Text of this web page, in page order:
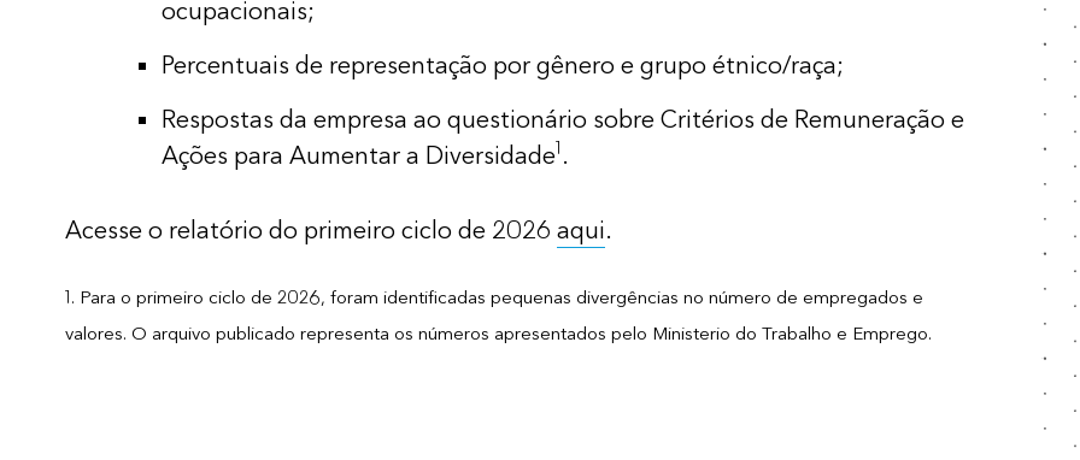
ocupacionais;
Percentuais de representação por gênero e grupo étnico/raça;
Respostas da empresa ao questionário sobre Critérios de Remuneração e
Ações para Aumentar a Diversidade1 .
Acesse o relatório do primeiro ciclo de 2026 aqui.
1. Para o primeiro ciclo de 2026, foram identificadas pequenas divergências no número de empregados e
valores. O arquivo publicado representa os números apresentados pelo Ministerio do Trabalho e Emprego.